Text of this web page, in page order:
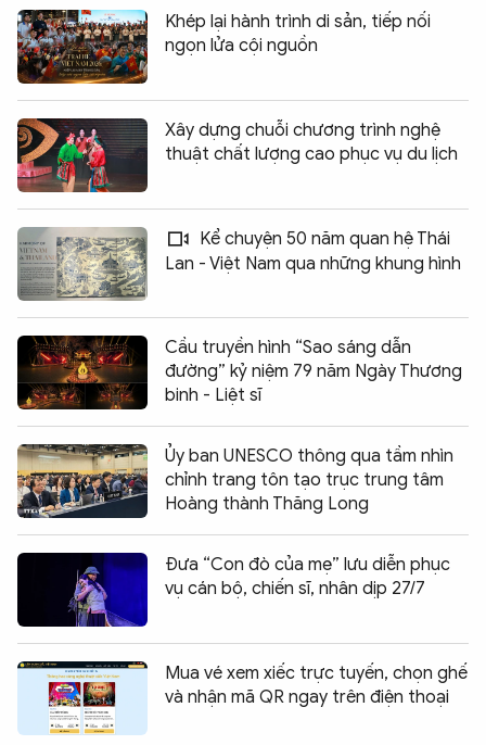
Khép lại hành trình di sản, tiếp nối
ngọn lửa cội nguồn
Xây dựng chuỗi chương trình nghệ
thuật chất lượng cao phục vụ du lịch
Kể chuyện 50 năm quan hệ Thái
Lan - Việt Nam qua những khung hình
Cầu truyền hình “Sao sáng dẫn
đường” kỷ niệm 79 năm Ngày Thương
binh - Liệt sĩ
Ủy ban UNESCO thông qua tầm nhìn
chỉnh trang tôn tạo trục trung tâm
Hoàng thành Thăng Long
Đưa “Con đò của mẹ” lưu diễn phục
vụ cán bộ, chiến sĩ, nhân dịp 27/7
Mua vé xem xiếc trực tuyến, chọn ghế
và nhận mã QR ngay trên điện thoại